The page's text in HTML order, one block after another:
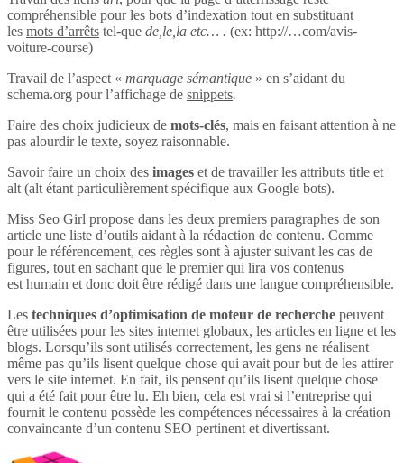
compréhensible pour les bots d’indexation tout en substituant
les mots d’arrêts tel-que de,le,la etc… . (ex: http://…com/avis-
voiture-course)
Travail de l’aspect « marquage sémantique » en s’aidant du
schema.org pour l’affichage de snippets.
Faire des choix judicieux de mots-clés, mais en faisant attention à ne
pas alourdir le texte, soyez raisonnable.
Savoir faire un choix des images et de travailler les attributs title et
alt (alt étant particulièrement spécifique aux Google bots).
Miss Seo Girl propose dans les deux premiers paragraphes de son
article une liste d’outils aidant à la rédaction de contenu. Comme
pour le référencement, ces règles sont à ajuster suivant les cas de
figures, tout en sachant que le premier qui lira vos contenus
est humain et donc doit être rédigé dans une langue compréhensible.
Les techniques d’optimisation de moteur de recherche peuvent
être utilisées pour les sites internet globaux, les articles en ligne et les
blogs. Lorsqu’ils sont utilisés correctement, les gens ne réalisent
même pas qu’ils lisent quelque chose qui avait pour but de les attirer
vers le site internet. En fait, ils pensent qu’ils lisent quelque chose
qui a été fait pour être lu. Eh bien, cela est vrai si l’entreprise qui
fournit le contenu possède les compétences nécessaires à la création
convaincante d’un contenu SEO pertinent et divertissant.